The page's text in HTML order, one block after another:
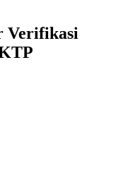
Verifikasi